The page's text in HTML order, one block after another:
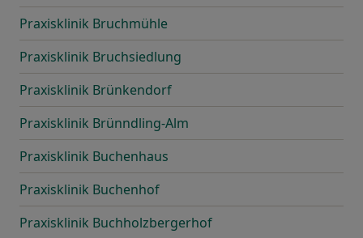
Praxisklinik Bruchmühle
Praxisklinik Bruchsiedlung
Praxisklinik Brünkendorf
Praxisklinik Brünndling-Alm
Praxisklinik Buchenhaus
Praxisklinik Buchenhof
Praxisklinik Buchholzbergerhof